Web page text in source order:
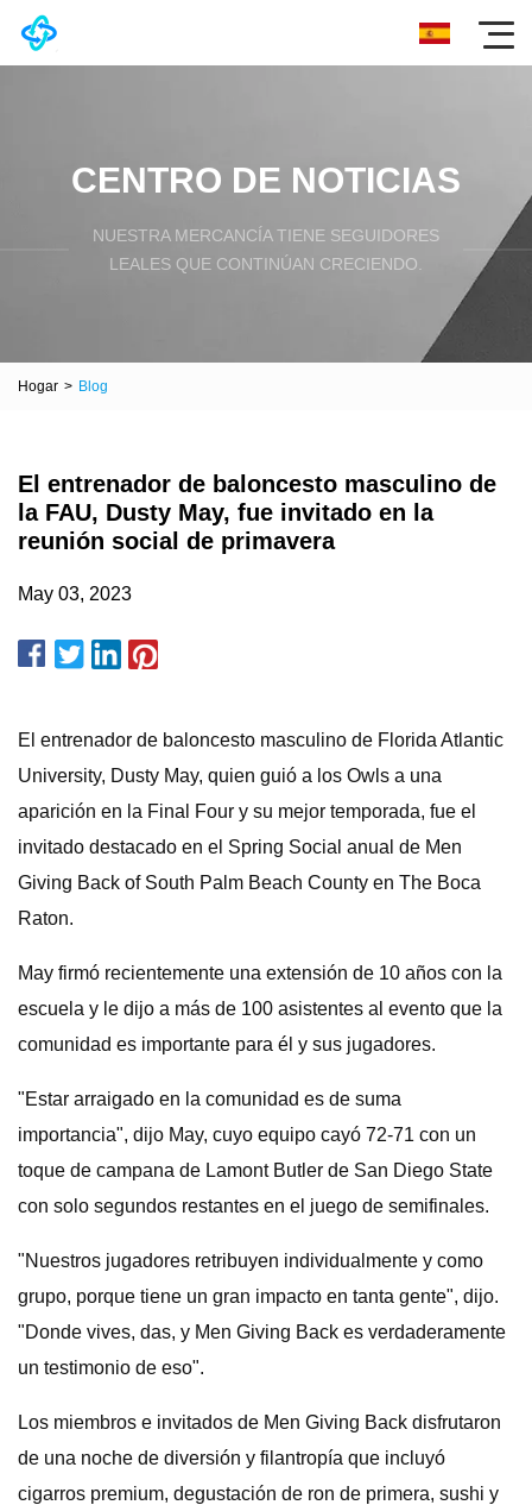
CENTRO DE NOTICIAS
NUESTRA MERCANCÍA TIENE SEGUIDORES
LEALES QUE CONTINÚAN CRECIENDO.
Hogar > Blog
El entrenador de baloncesto masculino de
la FAU, Dusty May, fue invitado en la
reunión social de primavera
May 03, 2023
El entrenador de baloncesto masculino de Florida Atlantic
University, Dusty May, quien guió a los Owls a una
aparición en la Final Four y su mejor temporada, fue el
invitado destacado en el Spring Social anual de Men
Giving Back of South Palm Beach County en The Boca
Raton.
May firmó recientemente una extensión de 10 años con la
escuela y le dijo a más de 100 asistentes al evento que la
comunidad es importante para él y sus jugadores.
"Estar arraigado en la comunidad es de suma
importancia", dijo May, cuyo equipo cayó 72-71 con un
toque de campana de Lamont Butler de San Diego State
con solo segundos restantes en el juego de semifinales.
"Nuestros jugadores retribuyen individualmente y como
grupo, porque tiene un gran impacto en tanta gente", dijo.
"Donde vives, das, y Men Giving Back es verdaderamente
un testimonio de eso".
Los miembros e invitados de Men Giving Back disfrutaron
de una noche de diversión y filantropía que incluyó
cigarros premium, degustación de ron de primera, sushi y